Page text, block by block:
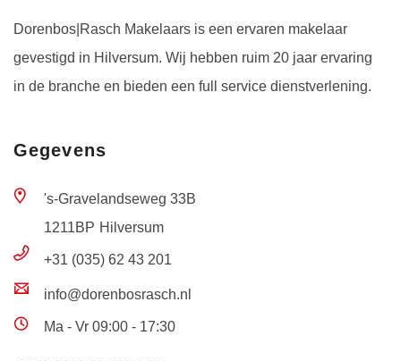
Dorenbos|Rasch Makelaars is een ervaren makelaar
gevestigd in Hilversum. Wij hebben ruim 20 jaar ervaring
in de branche en bieden een full service dienstverlening.
Gegevens
's-Gravelandseweg 33B
1211BP Hilversum
+31 (035) 62 43 201
info@dorenbosrasch.nl
Ma - Vr 09:00 - 17:30